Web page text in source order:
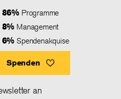
86% Programme
8% Management
6% Spendenakquise
Spenden
an